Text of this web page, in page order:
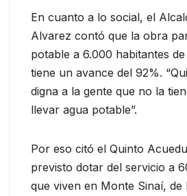
En cuanto a lo social, el
Alvarez contó que la obra
potable a 6.000 habitantes
tiene un avance del 92%.
digna a la gente que no la
llevar agua potable”.
Por eso citó el Quinto
previsto dotar del servicio a
que viven en Monte Sinaí, de